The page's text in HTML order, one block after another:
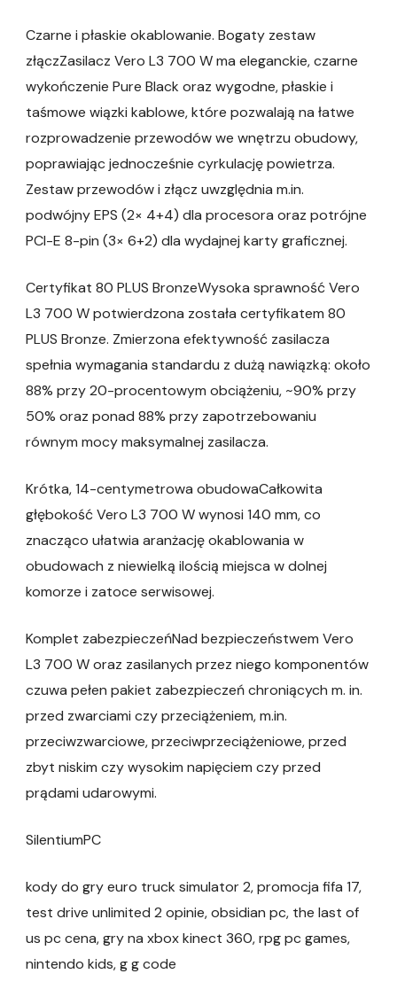
Czarne i płaskie okablowanie. Bogaty zestaw
złączZasilacz Vero L3 700 W ma eleganckie, czarne
wykończenie Pure Black oraz wygodne, płaskie i
taśmowe wiązki kablowe, które pozwalają na łatwe
rozprowadzenie przewodów we wnętrzu obudowy,
poprawiając jednocześnie cyrkulację powietrza.
Zestaw przewodów i złącz uwzględnia m.in.
podwójny EPS (2× 4+4) dla procesora oraz potrójne
PCI-E 8-pin (3× 6+2) dla wydajnej karty graficznej.
Certyfikat 80 PLUS BronzeWysoka sprawność Vero
L3 700 W potwierdzona została certyfikatem 80
PLUS Bronze. Zmierzona efektywność zasilacza
spełnia wymagania standardu z dużą nawiązką: około
88% przy 20-procentowym obciążeniu, ~90% przy
50% oraz ponad 88% przy zapotrzebowaniu
równym mocy maksymalnej zasilacza.
Krótka, 14-centymetrowa obudowaCałkowita
głębokość Vero L3 700 W wynosi 140 mm, co
znacząco ułatwia aranżację okablowania w
obudowach z niewielką ilością miejsca w dolnej
komorze i zatoce serwisowej.
Komplet zabezpieczeńNad bezpieczeństwem Vero
L3 700 W oraz zasilanych przez niego komponentów
czuwa pełen pakiet zabezpieczeń chroniących m. in.
przed zwarciami czy przeciążeniem, m.in.
przeciwzwarciowe, przeciwprzeciążeniowe, przed
zbyt niskim czy wysokim napięciem czy przed
prądami udarowymi.
SilentiumPC
kody do gry euro truck simulator 2, promocja fifa 17,
test drive unlimited 2 opinie, obsidian pc, the last of
us pc cena, gry na xbox kinect 360, rpg pc games,
nintendo kids, g g code